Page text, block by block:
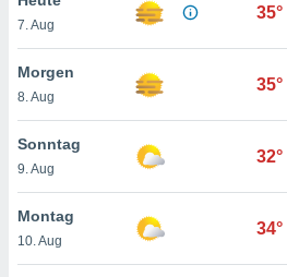
oder
Partner
es uns
das
der
Profil zu
Ihnen
7. Aug
35°
Morgen
8. Aug
35°
Sonntag
9. Aug
32°
Montag
10. Aug
34°